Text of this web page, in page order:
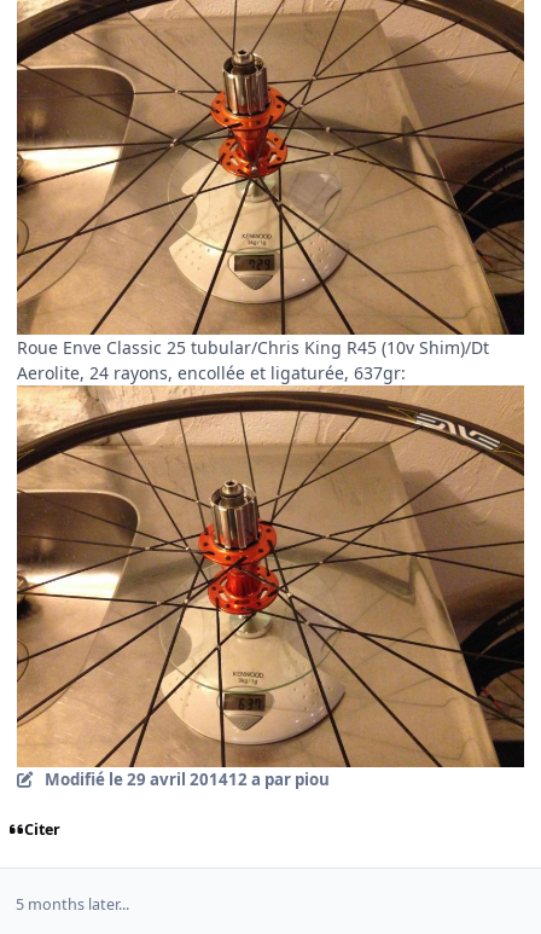
Roue Enve Classic 25 tubular/Chris King R45 (10v Shim)/Dt
Aerolite, 24 rayons, encollée et ligaturée, 637gr:
Modifié le 29 avril 201412 a par piou
Citer
5 months later...